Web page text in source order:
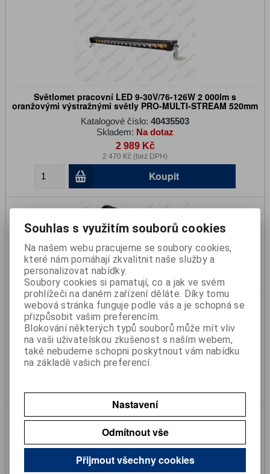
Světlomet pracovní LED 9-30V/76-126W 2 000lm s
oranžovými výstražnými světly PRO-MULTI-STREAM 520mm
Katalogové číslo: 40435503
Skladem: Na dotaz
2 989 Kč
2 470 Kč (bez DPH)
Koupit
Světlomet pracovní /100x100/
Katalogové číslo:263650
Skladem:Ano
318 Kč
263 Kč (bez DPH)
Souhlas s využitím souborů cookies
Na našem webu pracujeme se soubory cookies,
které nám pomáhají zkvalitnit naše služby a
personalizovat nabídky.
Soubory cookies si pamatují, co a jak ve svém
prohlížeči na daném zařízení děláte. Díky tomu
webová stránka funguje podle vás a je schopná se
přizpůsobit vašim preferencím.
Blokování některých typů souborů může mít vliv
na vaši uživatelskou zkušenost s naším webem,
také nebudeme schopni poskytnout vám nabídku
na základě vašich preferencí.
Nastavení
Odmítnout vše
Přijmout všechny cookies